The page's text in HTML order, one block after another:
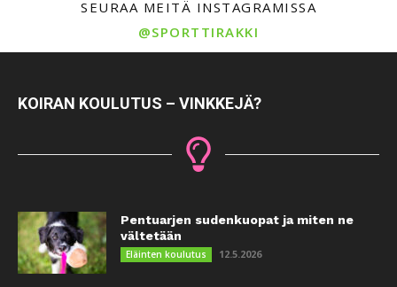
SEURAA MEITÄ INSTAGRAMISSA
@SPORTTIRAKKI
KOIRAN KOULUTUS – VINKKEJÄ?
Pentuarjen sudenkuopat ja miten ne
vältetään
Eläinten koulutus 12.5.2026